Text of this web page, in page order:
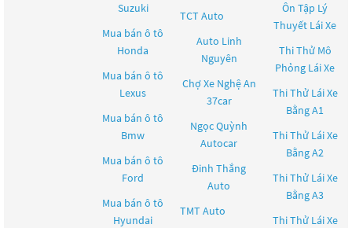
Suzuki
Mua bán ô tô
Honda
Mua bán ô tô
Lexus
Mua bán ô tô
Bmw
Mua bán ô tô
Ford
Mua bán ô tô
Hyundai
TCT Auto
Auto Linh
Nguyên
Chợ Xe Nghệ An
37car
Ngọc Quỳnh
Autocar
Đinh Thắng
Auto
TMT Auto
Ôn Tập Lý
Thuyết Lái Xe
Thi Thử Mô
Phỏng Lái Xe
Thi Thử Lái Xe
Bằng A1
Thi Thử Lái Xe
Bằng A2
Thi Thử Lái Xe
Bằng A3
Thi Thử Lái Xe